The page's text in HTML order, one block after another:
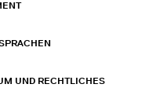
UND RECHTLICHES